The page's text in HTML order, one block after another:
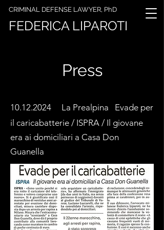
FEDERICA LIPAROTI
CRIMINAL DEFENSE LAWYER, PhD
Press
10.12.2024 La Prealpina Evade per
il caricabatterie / ISPRA / Il giovane
era ai domiciliari a Casa Don
Guanella